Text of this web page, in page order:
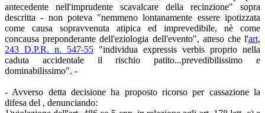
antecedente nell'imprudente scavalcare della recinzione" sopra
descritta - non poteva "nemmeno lontanamente essere ipotizzata
come causa sopravvenuta atipica ed imprevedibile, nè come
concausa preponderante dell'eziologia dell'evento", atteso che l'art,
243 D.P.R. n. 547-55 "individua expressis verbis proprio nella
caduta accidentale il rischio patito...prevedibilissimo e
dominabilissimo". -
- Avverso detta decisione ha proposto ricorso per cassazione la
difesa del , denunciando: